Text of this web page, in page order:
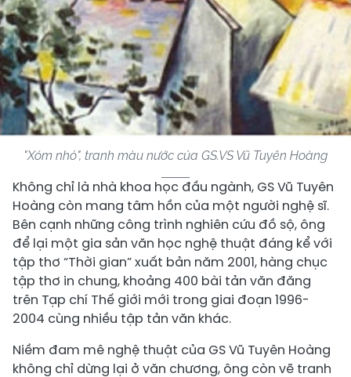
"Xóm nhỏ", tranh màu nước của GS.VS Vũ Tuyên Hoàng
Không chỉ là nhà khoa học đầu ngành, GS Vũ Tuyên
Hoàng còn mang tâm hồn của một người nghệ sĩ.
Bên cạnh những công trình nghiên cứu đồ sộ, ông
để lại một gia sản văn học nghệ thuật đáng kể với
tập thơ “Thời gian” xuất bản năm 2001, hàng chục
tập thơ in chung, khoảng 400 bài tản văn đăng
trên Tạp chí Thế giới mới trong giai đoạn 1996-
2004 cùng nhiều tập tản văn khác.
Niềm đam mê nghệ thuật của GS Vũ Tuyên Hoàng
không chỉ dừng lại ở văn chương, ông còn vẽ tranh